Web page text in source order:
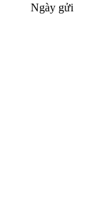
Ngày gửi